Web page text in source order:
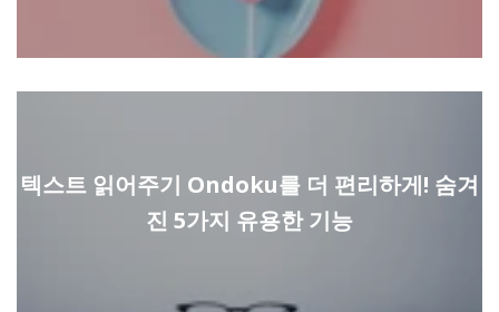
텍스트 읽어주기 Ondoku를 더 편리하게! 숨겨
진 5가지 유용한 기능